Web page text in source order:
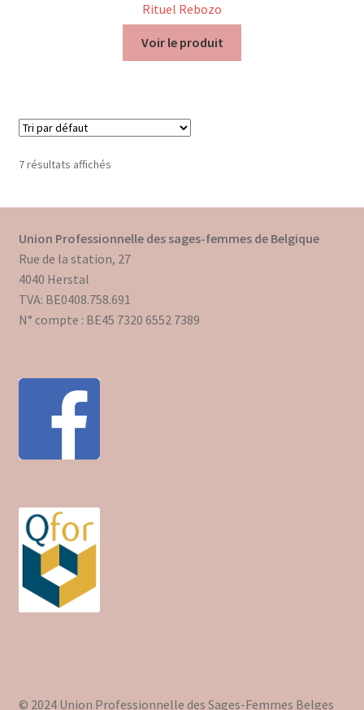
Rituel Rebozo
Voir le produit
7 résultats affichés
Union Professionnelle des sages-femmes de Belgique
Rue de la station, 27
4040 Herstal
TVA: BE0408.758.691
N° compte : BE45 7320 6552 7389
© 2024 Union Professionnelle des Sages-Femmes Belges